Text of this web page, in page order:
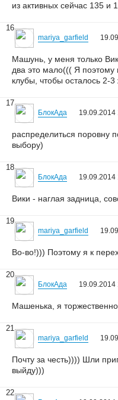
из активных сейчас 135 и
16
mariya_garfield
Машунь, у меня только
два это мало((( Я
клубы, чтобы осталось 2-
17
БлокАда 19.09.2014
распределиться поровну
выбору)
18
БлокАда 19.09.2014
Вики - наглая задница,
19
mariya_garfield
Во-во!))) Поэтому я к
20
БлокАда 19.09.2014
Машенька, я
21
mariya_garfield
Почту за честь)))) Шли
выйду)))
22